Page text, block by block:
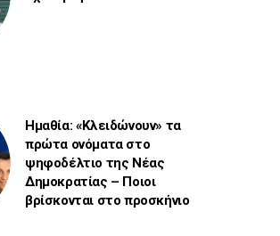
Ημαθία: «Κλειδώνουν» τα
πρώτα ονόματα στο
ψηφοδέλτιο της Νέας
Δημοκρατίας – Ποιοι
βρίσκονται στο προσκήνιο